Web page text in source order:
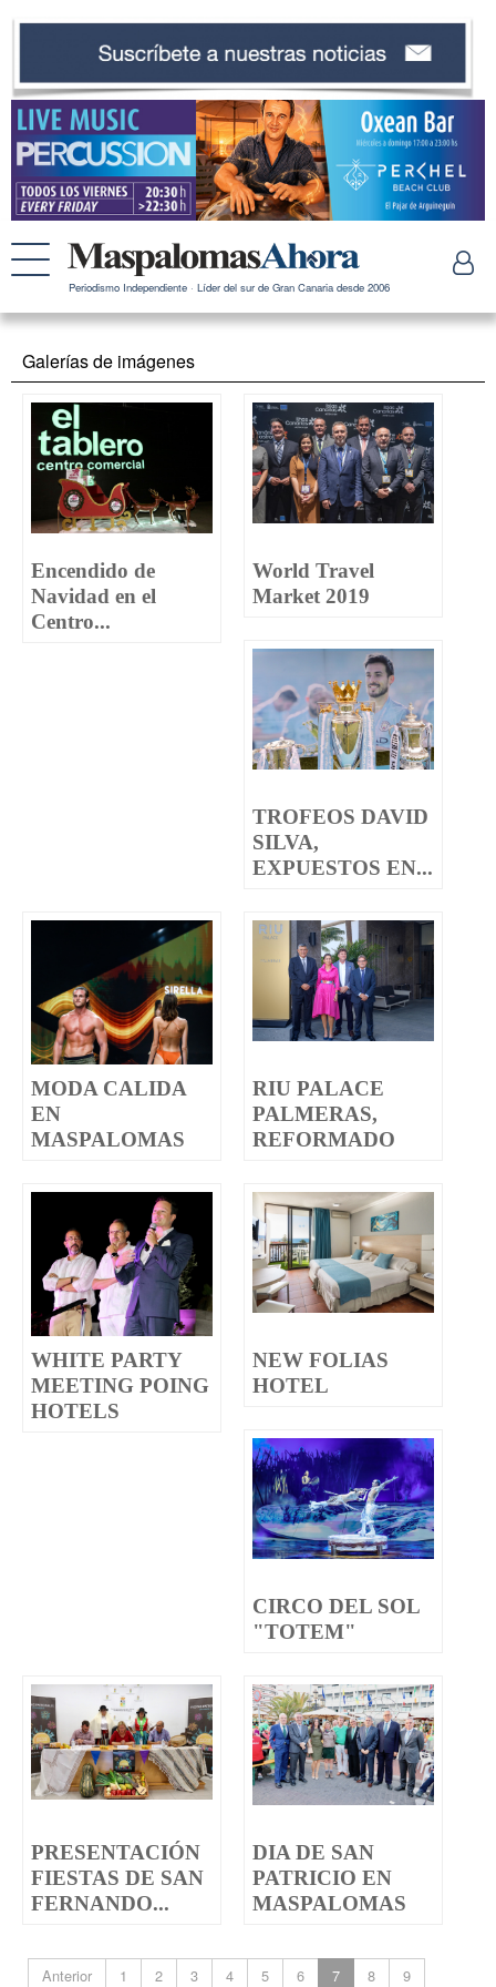
Periodismo Independiente · Líder del sur de Gran Canaria desde 2006
Galerías de imágenes
Encendido de
Navidad en el
Centro...
World Travel
Market 2019
TROFEOS DAVID
SILVA,
EXPUESTOS EN...
MODA CALIDA
EN
MASPALOMAS
RIU PALACE
PALMERAS,
REFORMADO
WHITE PARTY
MEETING POING
HOTELS
NEW FOLIAS
HOTEL
CIRCO DEL SOL
"TOTEM"
PRESENTACIÓN
FIESTAS DE SAN
FERNANDO...
DIA DE SAN
PATRICIO EN
MASPALOMAS
Anterior 1 2 3 4 5 6 7 8 9